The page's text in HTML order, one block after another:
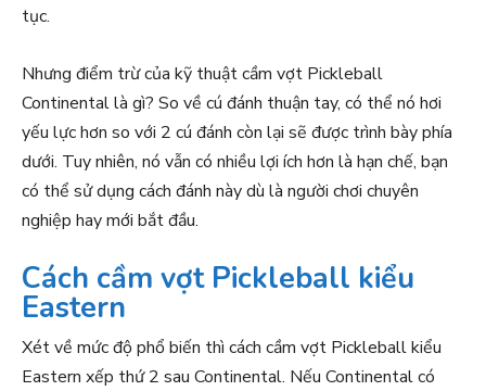
tục.
Nhưng điểm trừ của kỹ thuật cầm vợt Pickleball
Continental là gì? So về cú đánh thuận tay, có thể nó hơi
yếu lực hơn so với 2 cú đánh còn lại sẽ được trình bày phía
dưới. Tuy nhiên, nó vẫn có nhiều lợi ích hơn là hạn chế, bạn
có thể sử dụng cách đánh này dù là người chơi chuyên
nghiệp hay mới bắt đầu.
Cách cầm vợt Pickleball kiểu
Eastern
Xét về mức độ phổ biến thì cách cầm vợt Pickleball kiểu
Eastern xếp thứ 2 sau Continental. Nếu Continental có